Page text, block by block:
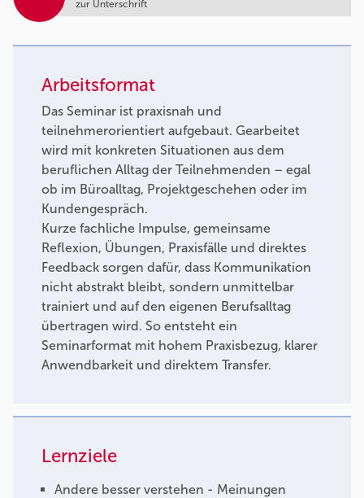
Arbeitsformat
Das Seminar ist praxisnah und
teilnehmerorientiert aufgebaut. Gearbeitet
wird mit konkreten Situationen aus dem
beruflichen Alltag der Teilnehmenden – egal
ob im Büroalltag, Projektgeschehen oder im
Kundengespräch.
Kurze fachliche Impulse, gemeinsame
Reflexion, Übungen, Praxisfälle und direktes
Feedback sorgen dafür, dass Kommunikation
nicht abstrakt bleibt, sondern unmittelbar
trainiert und auf den eigenen Berufsalltag
übertragen wird. So entsteht ein
Seminarformat mit hohem Praxisbezug, klarer
Anwendbarkeit und direktem Transfer.
Lernziele
Andere besser verstehen - Meinungen
zur Unterschrift